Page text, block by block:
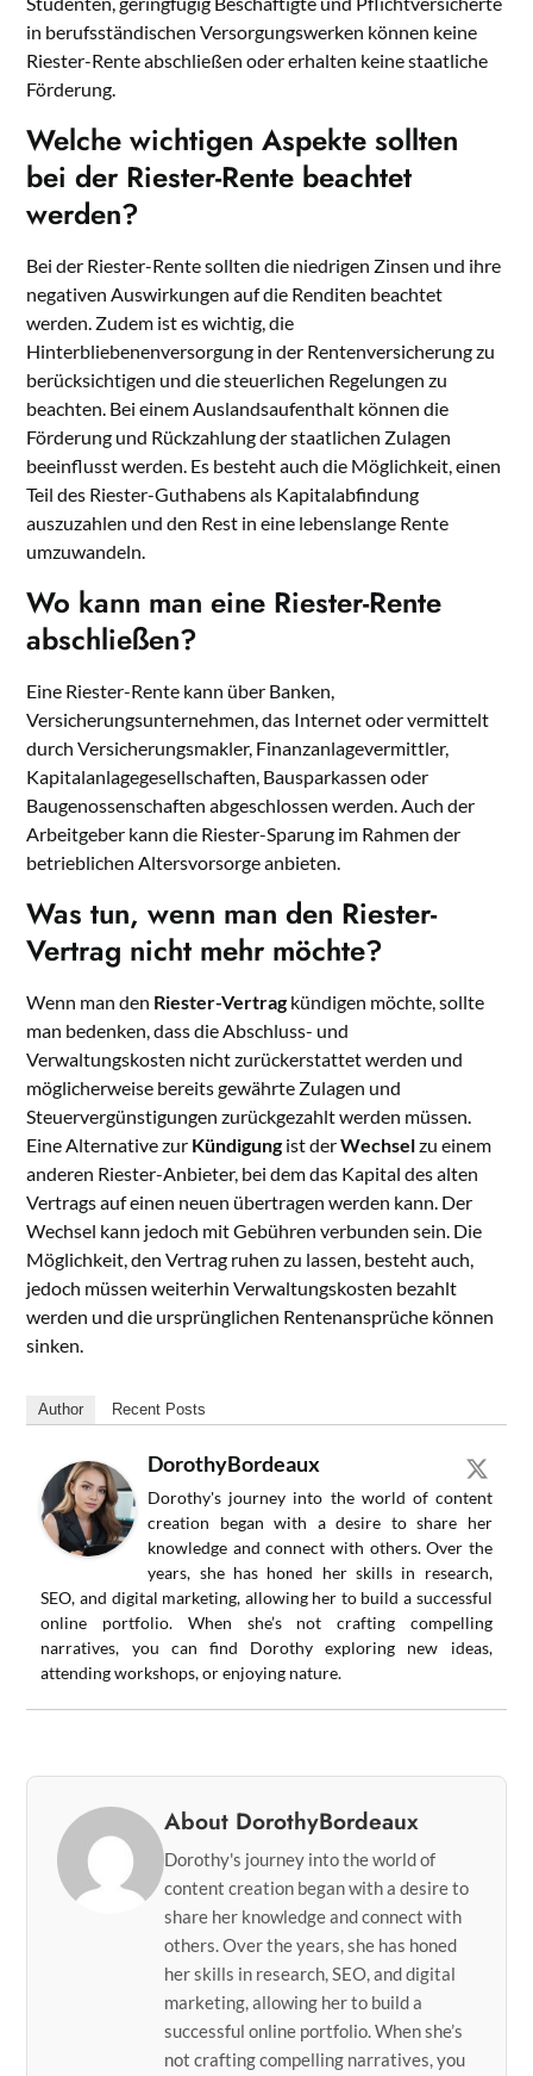
in berufsständischen Versorgungswerken können keine
Riester-Rente abschließen oder erhalten keine staatliche
Förderung.
Welche wichtigen Aspekte sollten
bei der Riester-Rente beachtet
werden?
Bei der Riester-Rente sollten die niedrigen Zinsen und ihre
negativen Auswirkungen auf die Renditen beachtet
werden. Zudem ist es wichtig, die
Hinterbliebenenversorgung in der Rentenversicherung zu
berücksichtigen und die steuerlichen Regelungen zu
beachten. Bei einem Auslandsaufenthalt können die
Förderung und Rückzahlung der staatlichen Zulagen
beeinflusst werden. Es besteht auch die Möglichkeit, einen
Teil des Riester-Guthabens als Kapitalabfindung
auszuzahlen und den Rest in eine lebenslange Rente
umzuwandeln.
Wo kann man eine Riester-Rente
abschließen?
Eine Riester-Rente kann über Banken,
Versicherungsunternehmen, das Internet oder vermittelt
durch Versicherungsmakler, Finanzanlagevermittler,
Kapitalanlagegesellschaften, Bausparkassen oder
Baugenossenschaften abgeschlossen werden. Auch der
Arbeitgeber kann die Riester-Sparung im Rahmen der
betrieblichen Altersvorsorge anbieten.
Was tun, wenn man den Riester-
Vertrag nicht mehr möchte?
Wenn man den Riester-Vertrag kündigen möchte, sollte
man bedenken, dass die Abschluss- und
Verwaltungskosten nicht zurückerstattet werden und
möglicherweise bereits gewährte Zulagen und
Steuervergünstigungen zurückgezahlt werden müssen.
Eine Alternative zur Kündigung ist derWechselzu einem
anderen Riester-Anbieter, bei dem das Kapital des alten
Vertrags auf einen neuen übertragen werden kann. Der
Wechsel kann jedoch mit Gebühren verbunden sein. Die
Möglichkeit, den Vertrag ruhen zu lassen, besteht auch,
jedoch müssen weiterhin Verwaltungskosten bezahlt
werden und die ursprünglichen Rentenansprüche können
sinken.
Author Recent Posts
DorothyBordeaux
Dorothy's journey into the world of content
creation began with a desire to share her
knowledge and connect with others. Over the
years, she has honed her skills in research,
SEO, and digital marketing, allowing her to build a successful
online portfolio. When she’s not crafting compelling
narratives, you can find Dorothy exploring new ideas,
attending workshops, or enjoying nature.
About DorothyBordeaux
Dorothy's journey into the world of
content creation began with a desire to
share her knowledge and connect with
others. Over the years, she has honed
her skills in research, SEO, and digital
marketing, allowing her to build a
successful online portfolio. When she’s
not crafting compelling narratives, you